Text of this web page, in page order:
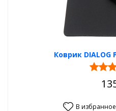
Коврик DIALOG
В избранное